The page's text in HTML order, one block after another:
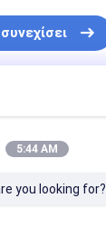
5:44 AM
you looking for?